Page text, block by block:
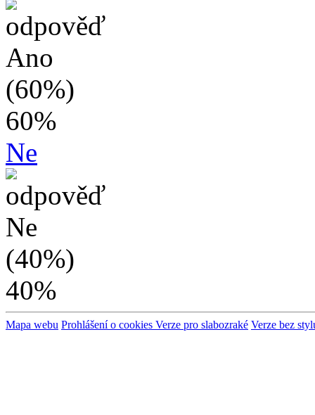
60%
Ne
40%
Mapa webu Prohlášení o cookies Verze pro slabozraké Verze bez